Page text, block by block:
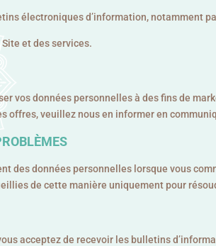
électroniques d’information, notamment
et des services.
vos données personnelles à des fins de
offres, veuillez nous en informer en
des données personnelles lorsque vous
de cette manière uniquement pour
acceptez de recevoir les bulletins